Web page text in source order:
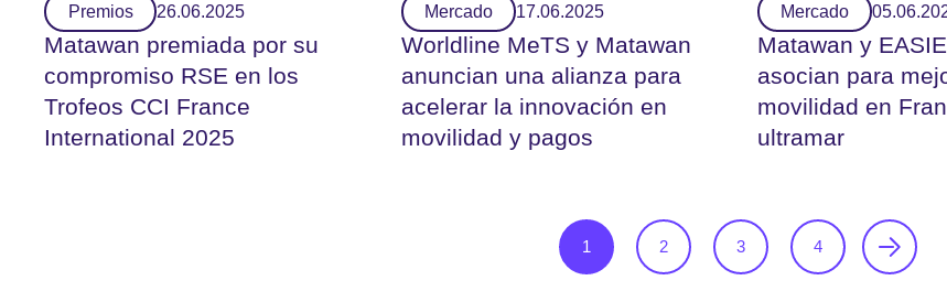
Premios 26.06.2025
Matawan premiada por su
compromiso RSE en los
Trofeos CCI France
International 2025
Mercado 17.06.2025
Worldline MeTS y Matawan
anuncian una alianza para
acelerar la innovación en
movilidad y pagos
Mercado
Matawan y
asocian para
movilidad en
ultramar
1 2 3 4